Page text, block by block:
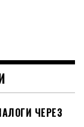
ЧЕРЕЗ